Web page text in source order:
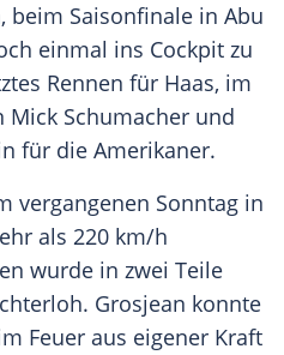
beim Saisonfinale in Abu
einmal ins Cockpit zu
Rennen für Haas, im
Mick Schumacher und
für die Amerikaner.
vergangenen Sonntag in
als 220 km/h
wurde in zwei Teile
Grosjean konnte
Feuer aus eigener Kraft